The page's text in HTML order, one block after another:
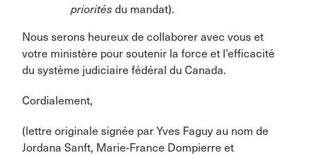
priorités du mandat).
Nous serons heureux de collaborer avec vous et
votre ministère pour soutenir la force et l’efficacité
du système judiciaire fédéral du Canada.
Cordialement,
(lettre originale signée par Yves Faguy au nom de
Jordana Sanft, Marie-France Dompierre et